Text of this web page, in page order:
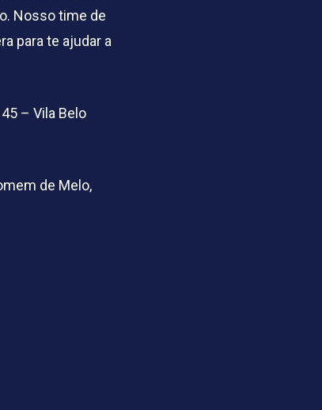
Nosso time de
para te ajudar a
– Vila Belo
de Melo,